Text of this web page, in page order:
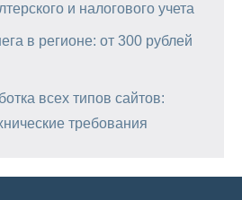
и налогового учета
в регионе: от 300 рублей
всех типов сайтов:
требования